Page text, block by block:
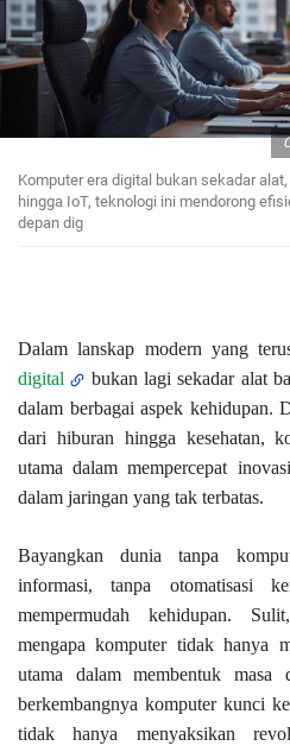
Komputer era digital bukan sekadar
hingga IoT, teknologi ini mendorong
depan dig
Dalam lanskap modern yang
digital
bukan lagi sekadar alat
dalam berbagai aspek kehidupan.
dari hiburan hingga kesehatan,
utama dalam mempercepat
dalam jaringan yang tak terbatas.
Bayangkan dunia tanpa
informasi, tanpa otomatisasi
mempermudah kehidupan.
mengapa komputer tidak hanya
utama dalam membentuk masa
berkembangnya komputer kunci
tidak hanya menyaksikan